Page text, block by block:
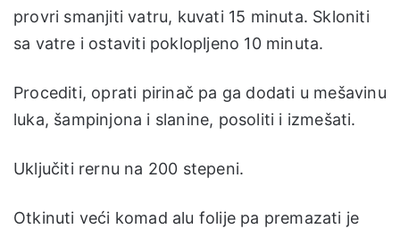
provri smanjiti vatru, kuvati 15 minuta. Skloniti
sa vatre i ostaviti poklopljeno 10 minuta.
Procediti, oprati pirinač pa ga dodati u mešavinu
luka, šampinjona i slanine, posoliti i izmešati.
Uključiti rernu na 200 stepeni.
Otkinuti veći komad alu folije pa premazati je